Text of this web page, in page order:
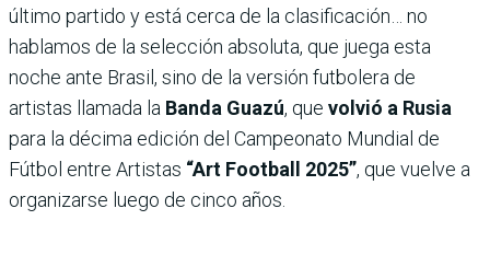
último partido y está cerca de la clasificación… no
hablamos de la selección absoluta, que juega esta
noche ante Brasil, sino de la versión futbolera de
artistas llamada la Banda Guazú, que volvió a Rusia
para la décima edición del Campeonato Mundial de
Fútbol entre Artistas “Art Football 2025”, que vuelve a
organizarse luego de cinco años.